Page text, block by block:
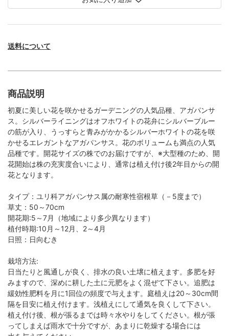
送料について
商品説明
初夏に美しい花を咲かせるガーデニングの人気品種、アガパンサ
ス。シルバーライニングはオフホワイトの花弁にシルバーブルー
の筋が入り、うっすらと青みがかかるシルバーホワイトの花を咲
かせるエレガントなアガパンサス。花のボリュームも満点の人気
品種です。開花サイズの株でのお届けですが、※大型種のため、開
花開始は株の充実度合いにより、通常は植え付け後2年目からの開
花となります。
タイプ：ユリ科アガパンサス属の耐寒性宿根草（－5度まで）
草丈：50～70cm
開花期:5～7月（地域により多少異なります）
植付時期:10月～12月、2～4月
日照：日向むき
栽培方法:
日当たりと風通しが良く、排水の良い土壌に植えます。多肥を好
みますので、深めに耕した土に元肥をよく混ぜて下さい。追肥は
緩効性肥料を月に1回位の頻度で与えます。庭植えは20～30cm間
隔を目安に植え付けます。浅植えにして通気を良くして下さい。
植え付け後、根が張るまでは時々水やりをしてください。根が張
ってしまえば雨水で十分ですが、あまりに乾燥する場合には